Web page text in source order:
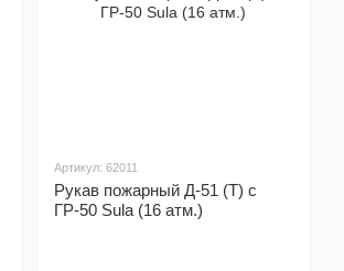
Артикул: 62011
Рукав пожарный Д-51 (Т) с
ГР-50 Sula (16 атм.)